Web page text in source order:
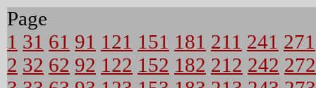
Page
1 31 61 91 121 151 181 211 241 271
2 32 62 92 122 152 182 212 242 272